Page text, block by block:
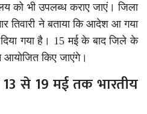
को भी उपलब्ध कराए जाएं। जिला
तिवारी ने बताया कि आदेश आ गया
दिया गया है। 15 मई के बाद जिले के
आयोजित किए जाएंगे।
13 से 19 मई तक भारतीय